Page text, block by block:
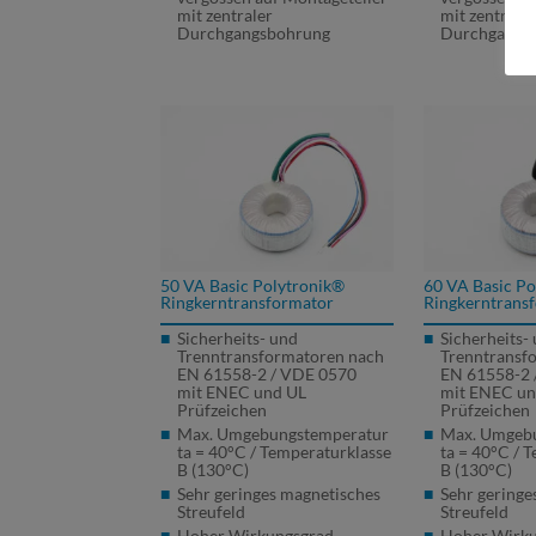
mit zentraler
Durchgangsbohrung
mit zentraler
50 VA Basic Polytronik®
Ringkerntransformator
Sicherheits- und
Trenntransformatoren nach
EN 61558-2 /VDE0570
mit ENEC und UL
Prüfzeichen
Max. Umgebungstemperatur
ta = 40°C / Temperaturklasse
B (130°C)
Sehr geringes magnetisches
Streufeld
60 VA Basic
Sicherheits-
EN 61558-
mit ENEC
Prüfzeichen
Max.
ta = 40°C /
B (130°C)
Sehr
Streufeld